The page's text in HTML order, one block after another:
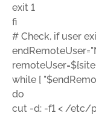
exit 1
fi
# Check, if user
while [
do
cut -d: -f1 < /etc/